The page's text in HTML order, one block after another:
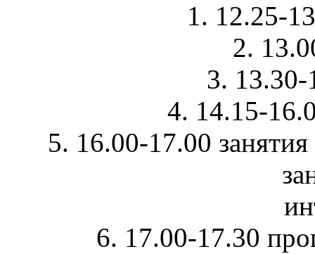
1. 12.25-
2.
3. 13.30-
4. 14.15-
5. 16.00-17.00
6. 17.00-17.30